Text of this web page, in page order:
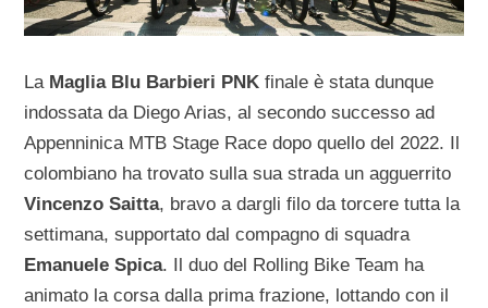
LaMaglia Blu Barbieri PNK finale è stata dunque
indossata da Diego Arias, al secondo successo ad
Appenninica MTB Stage Race dopo quello del 2022. Il
colombiano ha trovato sulla sua strada un agguerrito
Vincenzo Saitta, bravo a dargli filo da torcere tutta la
settimana, supportato dal compagno di squadra
Emanuele Spica. Il duo del Rolling Bike Team ha
animato la corsa dalla prima frazione, lottando con il